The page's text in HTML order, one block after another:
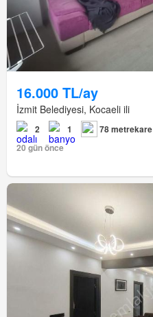
16.000 TL/ay
İzmit Belediyesi, Kocaeli ili
2 1
78 metrekare
20 gün önce